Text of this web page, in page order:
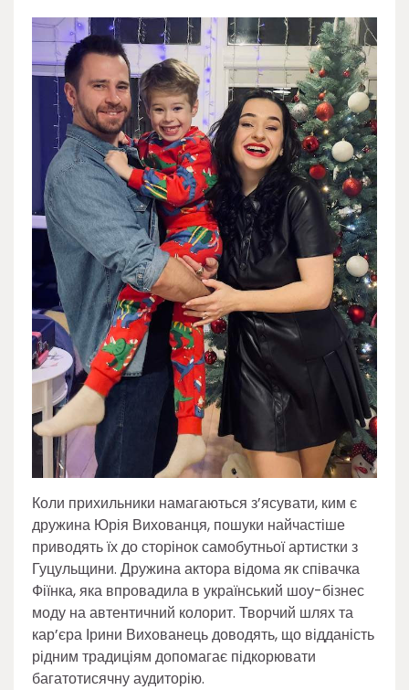
Коли прихильники намагаються з’ясувати, ким є
дружина Юрія Вихованця, пошуки найчастіше
приводять їх до сторінок самобутньої артистки з
Гуцульщини. Дружина актора відома як співачка
Фіїнка, яка впровадила в український шоу-бізнес
моду на автентичний колорит. Творчий шлях та
кар’єра Ірини Вихованець доводять, що відданість
рідним традиціям допомагає підкорювати
багатотисячну аудиторію.